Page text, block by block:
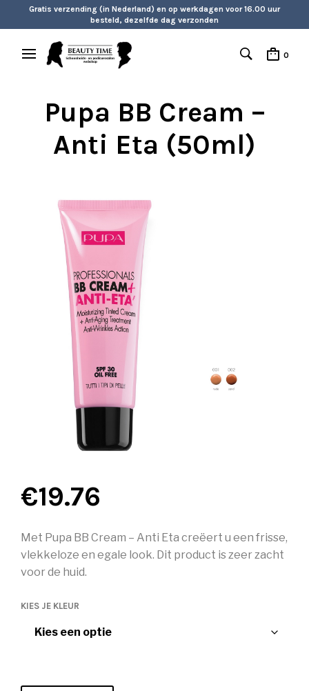
Gratis verzending (in Nederland) en op werkdagen voor 16.00 uur
besteld, dezelfde dag verzonden
0
Pupa BB Cream –
Anti Eta (50ml)
€19.76
Met Pupa BB Cream – Anti Eta creëert u een frisse,
vlekkeloze en egale look. Dit product is zeer zacht
voor de huid.
KIES JE KLEUR